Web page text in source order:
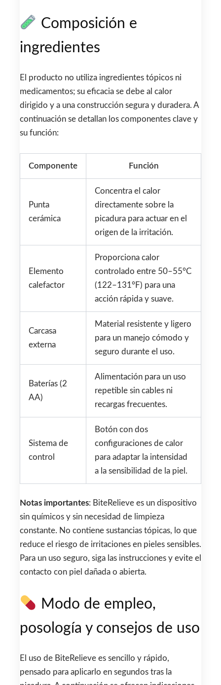
Composición e
ingredientes
El producto no utiliza ingredientes tópicos ni
medicamentos; su eficacia se debe al calor
dirigido y a una construcción segura y duradera. A
continuación se detallan los componentes clave y
su función:
Componente Función
Punta
cerámica
Concentra el calor
directamente sobre la
picadura para actuar en el
origen de la irritación.
Elemento
calefactor
Proporciona calor
controlado entre 50–55°C
(122–131°F) para una
acción rápida y suave.
Carcasa
externa
Material resistente y ligero
para un manejo cómodo y
seguro durante el uso.
Baterías (2
AA)
Alimentación para un uso
repetible sin cables ni
recargas frecuentes.
Sistema de
control
Botón con dos
configuraciones de calor
para adaptar la intensidad
a la sensibilidad de la piel.
Notas importantes: BiteRelieve es un dispositivo
sin químicos y sin necesidad de limpieza
constante. No contiene sustancias tópicas, lo que
reduce el riesgo de irritaciones en pieles sensibles.
Para un uso seguro, siga las instrucciones y evite el
contacto con piel dañada o abierta.
Modo de empleo,
posología y consejos de uso
El uso de BiteRelieve es sencillo y rápido,
pensado para aplicarlo en segundos tras la